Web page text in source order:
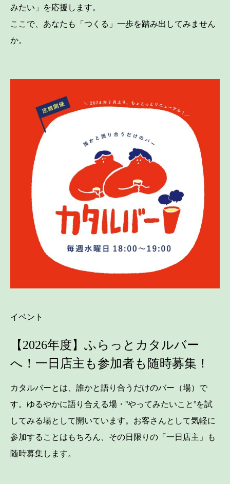
みたい」を応援します。
ここで、あなたも「つくる」一歩を踏み出してみません
か。
イベント
【2026年度】ふらっとカタルバー
へ！一日店主も参加者も随時募集！
カタルバーとは、誰かと語り合うだけのバー（場）で
す。ゆるやかに語り合える場・”やってみたいこと”を試
してみる場として開いています。お客さんとして気軽に
参加することはもちろん、その日限りの「一日店主」も
随時募集します。